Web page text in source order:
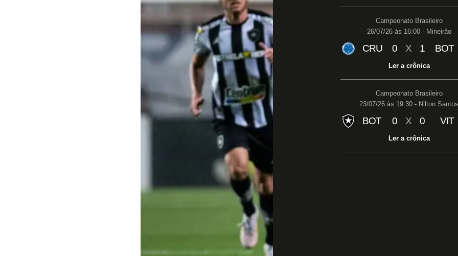
Campeonato Brasileiro
26/07/26 às 16:00 - Mineirão
CRU 0 X 1 BOT
Ler a crônica
Campeonato Brasileiro
23/07/26 às 19:30 - Nilton Santos
BOT 0 X 0 VIT
Ler a crônica